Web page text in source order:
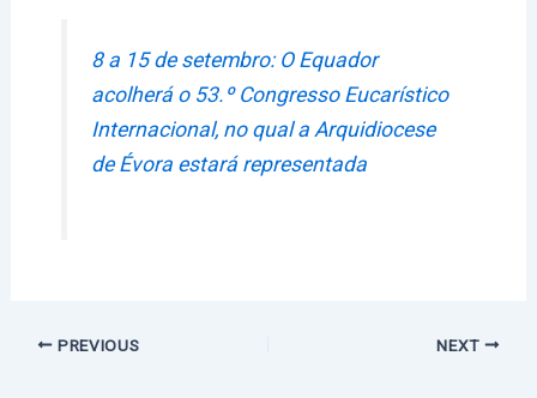
8 a 15 de setembro: O Equador
acolherá o 53.º Congresso Eucarístico
Internacional, no qual a Arquidiocese
de Évora estará representada
PREVIOUS NEXT